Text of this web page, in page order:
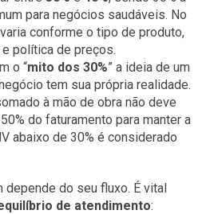
para negócios saudáveis. No
conforme o tipo de produto,
política de preços.
o “mito dos 30%” a ideia de um
tem sua própria realidade.
à mão de obra não deve
do faturamento para manter a
abaixo de 30% é considerado
depende do seu fluxo. É vital
de atendimento: